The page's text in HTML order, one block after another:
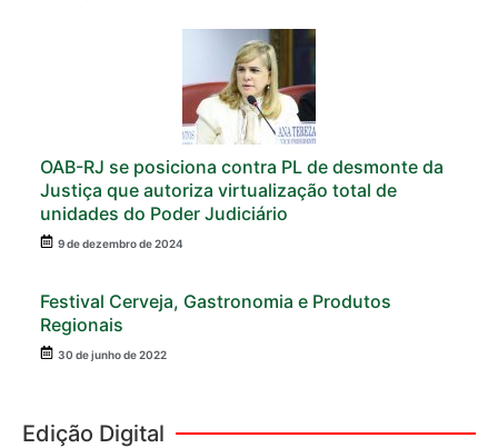
OAB-RJ se posiciona contra PL de desmonte da
Justiça que autoriza virtualização total de
unidades do Poder Judiciário
9 de dezembro de 2024
Festival Cerveja, Gastronomia e Produtos
Regionais
30 de junho de 2022
Edição Digital